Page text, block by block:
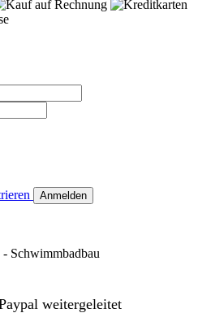
Anmelden
weitergeleitet